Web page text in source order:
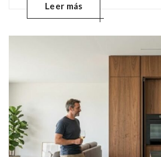
Leer más